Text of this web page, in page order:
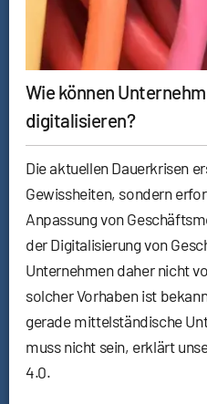
Wie können
digitalisieren?
Die aktuellen Dauerkrisen
Gewissheiten, sondern
Anpassung von
der Digitalisierung von
Unternehmen daher nicht
solcher Vorhaben ist
gerade mittelständische
muss nicht sein, erklärt
4.0.